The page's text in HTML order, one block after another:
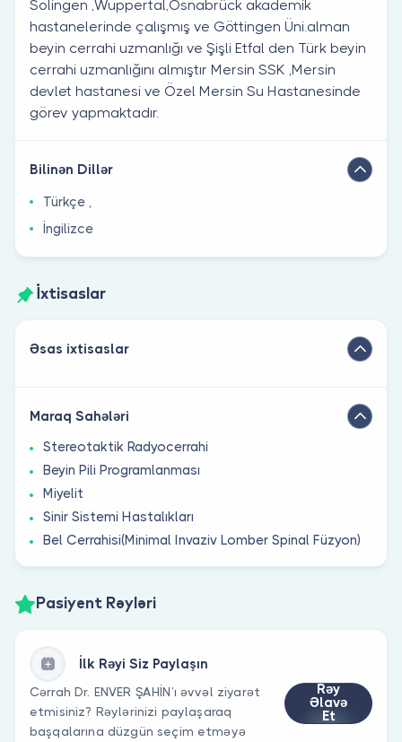
Solingen ,Wuppertal,Osnabrück akademik
hastanelerinde çalışmış ve Göttingen Üni.alman
beyin cerrahi uzmanlığı ve Şişli Etfal den Türk beyin
cerrahi uzmanlığını almıştır Mersin SSK ,Mersin
devlet hastanesi ve Özel Mersin Su Hastanesinde
görev yapmaktadır.
Bilinən Dillər
Türkçe ,
İngilizce
İxtisaslar
Əsas ixtisaslar
Maraq Sahələri
Stereotaktik Radyocerrahi
Beyin Pili Programlanması
Miyelit
Sinir Sistemi Hastalıkları
Bel Cerrahisi(Minimal Invaziv Lomber Spinal Füzyon)
Pasiyent Rəyləri
İlk Rəyi Siz Paylaşın
Cərrah Dr. ENVER ŞAHİN’ı əvvəl ziyarət
etmisiniz? Rəylərinizi paylaşaraq
başqalarına düzgün seçim etməyə
Rəy
Əlavə
Et